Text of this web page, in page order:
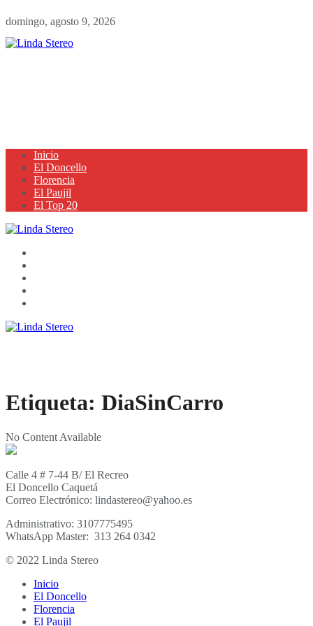
domingo, agosto 9, 2026
Inicio
El Doncello
Florencia
El Paujil
El Top 20
Etiqueta: DiaSinCarro
No Content Available
Calle 4 # 7-44 B/ El Recreo
El Doncello Caquetá
Correo Electrónico: lindastereo@yahoo.es
Administrativo: 3107775495
WhatsApp Master: 313 264 0342
© 2022 Linda Stereo
Inicio
El Doncello
Florencia
El Paujil